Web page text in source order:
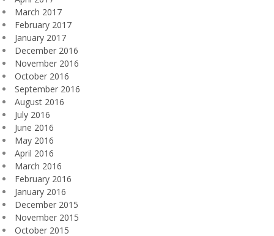
March 2017
February 2017
January 2017
December 2016
November 2016
October 2016
September 2016
August 2016
July 2016
June 2016
May 2016
April 2016
March 2016
February 2016
January 2016
December 2015
November 2015
October 2015